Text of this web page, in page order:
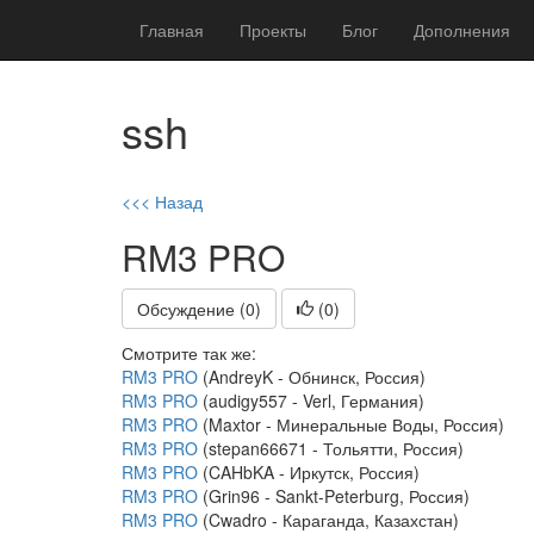
Главная Проекты Блог Дополнения
ssh
<<< Назад
RM3 PRO
Обсуждение (0) (0)
Смотрите так же:
RM3 PRO (AndreyK - Обнинск, Россия)
RM3 PRO (audigy557 - Verl, Германия)
RM3 PRO (Maxtor - Минеральные Воды, Россия)
RM3 PRO (stepan66671 - Тольятти, Россия)
RM3 PRO (CAHbKA - Иркутск, Россия)
RM3 PRO (Grin96 - Sankt-Peterburg, Россия)
RM3 PRO (Cwadro - Караганда, Казахстан)